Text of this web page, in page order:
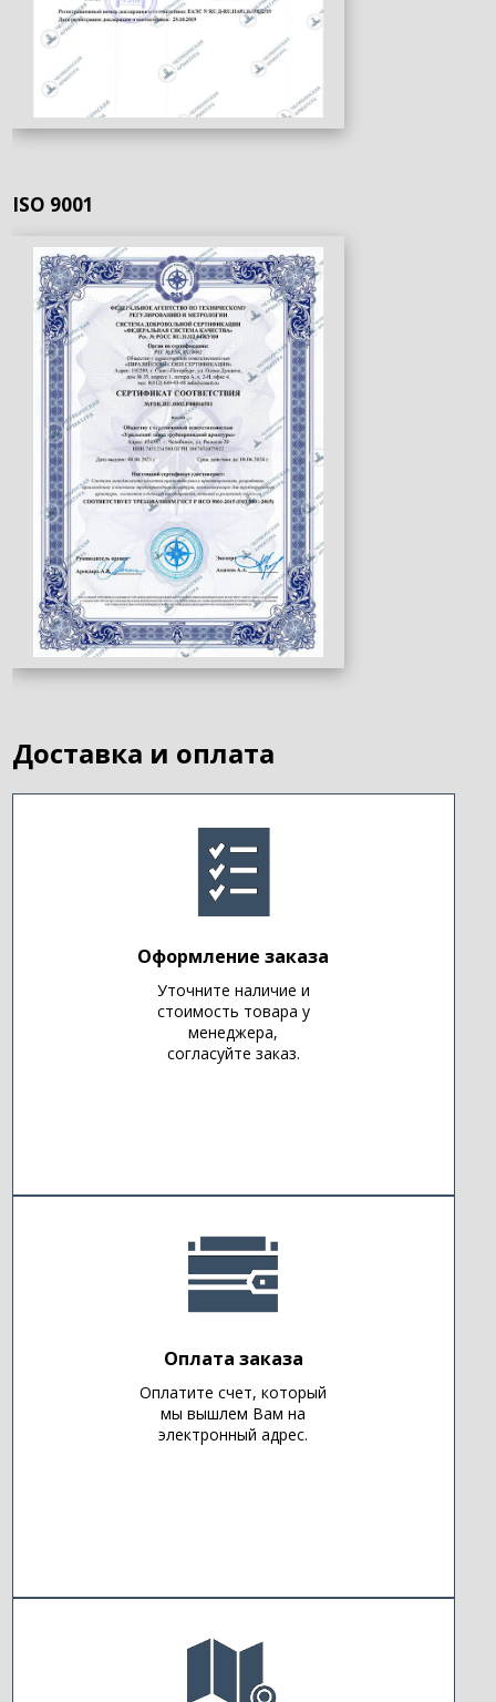
ISO 9001
Доставка и оплата
Оформление заказа
Уточните наличие и
стоимость товара у
менеджера,
согласуйте заказ.
Оплата заказа
Оплатите счет, который
мы вышлем Вам на
электронный адрес.